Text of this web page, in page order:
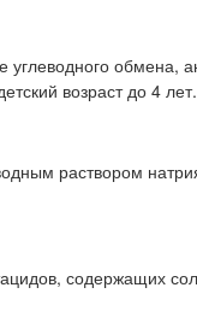
возраст до 4 лет.
раствором
содержащих